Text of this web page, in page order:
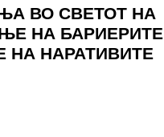
ВО СВЕТОТ НА
НА БАРИЕРИТЕ
НА НАРАТИВИТЕ